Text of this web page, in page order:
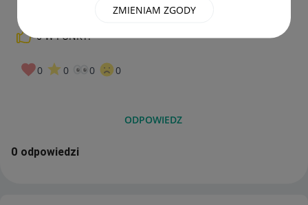
ZMIENIAM ZGODY
0W PUNKT!
0 0 0 0
ODPOWIEDZ
0 odpowiedzi